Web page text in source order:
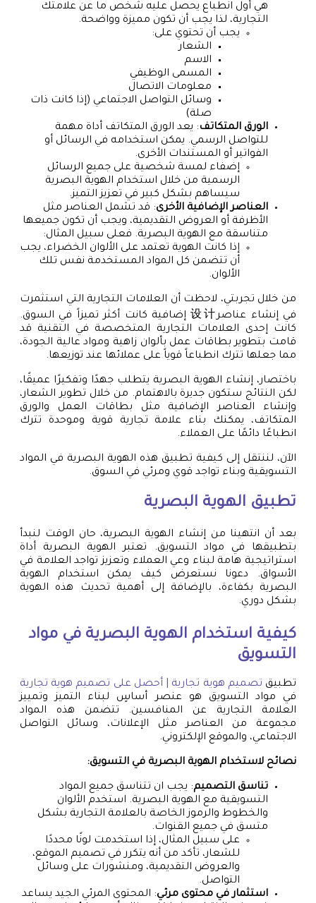
هي أول انطباع يحصل عليه شخص ما عن علامتك
التجارية، لذا يجب أن تكون مميزة وواضحة.
يجب أن تحتوي على:
الشعار
الاسم
المسمى الوظيفي
معلومات الاتصال
وسائل التواصل الاجتماعي (إذا كانت ذات
صلة)
الورق المتكاتف: يعد الورق المتكاتف أداة مهمة
للتواصل الرسمي. يمكن استخدامه في الرسائل أو
الفواتير أو المستندات الأخرى.
إضفاء لمسة شخصية على جميع الرسائل
الرسمية من خلال استخدام الهوية البصرية
سيساهم بشكل كبير في تعزيز التميز.
العناصر الإضافية الأخرى: قد تشمل العناصر مثل
الأظرفة أو العروض التقديمية، ويجب أن تكون جميعها
متناسقة مع الهوية البصرية. فعلى سبيل المثال:
إذا كانت الهوية تعتمد على الألوان الخضراء، يجب
أن تتضمن كل المواد المستخدمة نفس تلك
الألوان.
من خلال تجربتي، لاحظت أن العلامات التجارية التي استثمرت
في إنشاء عناصر设计 إضافية كانت أكثر تميزاً في السوق.
كانت إحدى العلامات التجارية المتخصصة في التقنية قد
قامت بتطوير بطاقات عمل بألوان زاهية ومواد عالية الجودة،
مما جعلها تترك انطباعاً قوياً على عملائها عند توزيعها.
باختصار، إنشاء الهوية البصرية يتطلب جهدًا وتفكيرًا عميقًا،
لكن النتائج ستكون جديرة بالاهتمام. من خلال تطوير الشعار،
وإنشاء العناصر الإضافية مثل بطاقات العمل والورق
المتكاتف، يمكنك بناء علامة تجارية قوية وموحدة تترك
انطباعًا دائمًا على العملاء.
الآن، لننتقل إلى كيفية تطبيق هذه الهوية البصرية في المواد
التسويقية وبناء تواجد قوي ومرئي في السوق.
تطبيق الهوية البصرية
بعد أن انتهينا من إنشاء الهوية البصرية، حان الوقت لنبدأ
بتطبيقها في مواد التسويق. تعتبر الهوية البصرية أداة
استراتيجية هامة لبناء وعي العملاء وتعزيز تواجد العلامة في
الأسواق. دعونا نستعرض كيف يمكن استخدام الهوية
البصرية بكفاءة، بالإضافة إلى أهمية تحديث هذه الهوية
بشكل دوري.
كيفية استخدام الهوية البصرية في مواد
التسويق
تطبيق تصميم هوية تجارية | أحصل على تصميم هوية تجارية
في مواد التسويق هو عنصر أساسٍ لبناء التميز وتمييز
العلامة التجارية عن المنافسين. تتضمن هذه المواد
مجموعة من العناصر مثل الإعلانات، وسائل التواصل
الاجتماعي، والموقع الإلكتروني.
نصائح لاستخدام الهوية البصرية في التسويق:
تناسق التصميم: يجب ان تتناسق جميع المواد
التسويقية مع الهوية البصرية. استخدم الألوان
والخطوط والرموز الخاصة بالعلامة التجارية بشكل
متسق في جميع القنوات.
على سبيل المثال، إذا استخدمت لونًا محددًا
للشعار، تأكد من أنه يتكرر في تصميم الموقع،
والعروض التقديمية، ومنشورات على وسائل
التواصل.
استثمار في محتوى مرئي: المحتوى المرئي الجيد يساعد